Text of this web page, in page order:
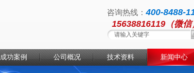
咨询热线：400-8488-
15638816119（微信
成功案例 公司概况 技术资料 新闻中心